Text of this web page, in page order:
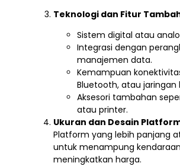
Teknologi dan Fitur
Sistem digital atau
Integrasi dengan
manajemen data.
Kemampuan
Bluetooth, atau jaringan
Aksesori tambahan
atau printer.
Ukuran dan Desain
Platform yang lebih panjang
untuk menampung
meningkatkan harga.